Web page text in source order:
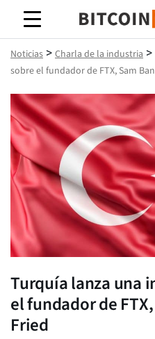
Noticias > Charla de la industria >
sobre el fundador de FTX, Sam
Turquía lanza una
el fundador de
Fried